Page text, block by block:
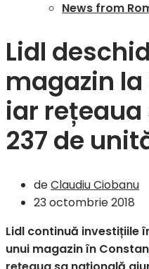
News from
Lidl
magazin
iar rețeaua
237 de
deClaudiu Ciobanu
23 octombrie 2018
Lidl continuă investițiile
unui magazin în